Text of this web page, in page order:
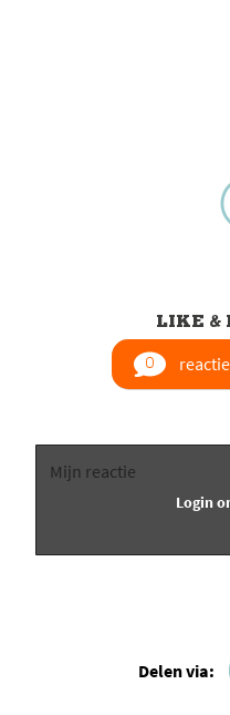
LIKE &
Delen via: